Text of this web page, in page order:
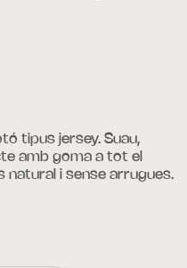
tipus jersey. Suau,
amb goma a tot el
natural i sense arrugues.